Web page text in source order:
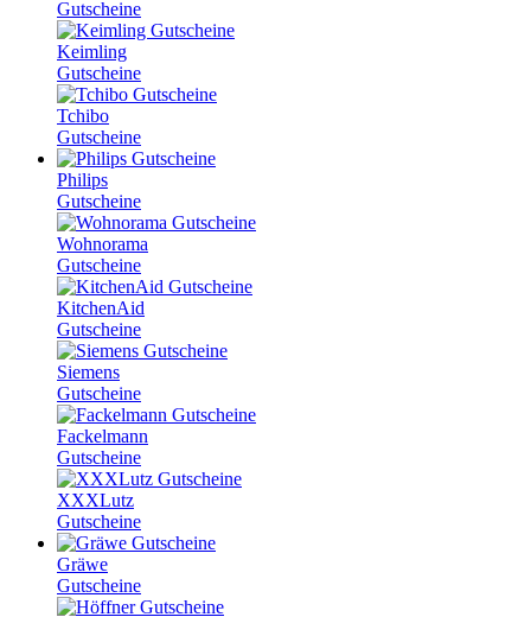
Gutscheine
Keimling
Gutscheine
Tchibo
Gutscheine
Philips
Gutscheine
Wohnorama
Gutscheine
KitchenAid
Gutscheine
Siemens
Gutscheine
Fackelmann
Gutscheine
XXXLutz
Gutscheine
Gräwe
Gutscheine